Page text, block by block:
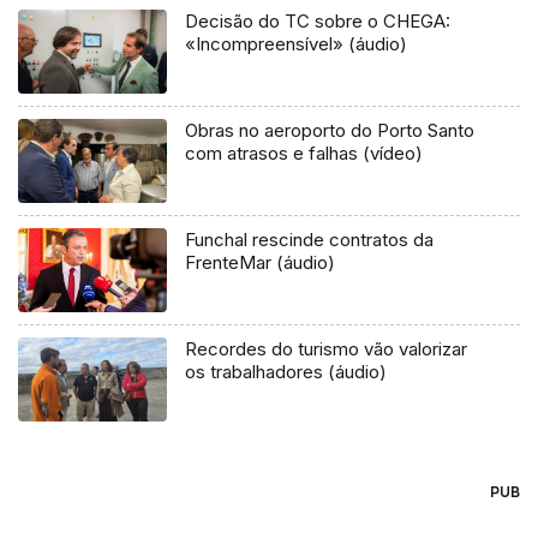
Decisão do TC sobre o CHEGA:
«Incompreensível» (áudio)
Obras no aeroporto do Porto Santo
com atrasos e falhas (vídeo)
Funchal rescinde contratos da
FrenteMar (áudio)
Recordes do turismo vão valorizar
os trabalhadores (áudio)
PUB